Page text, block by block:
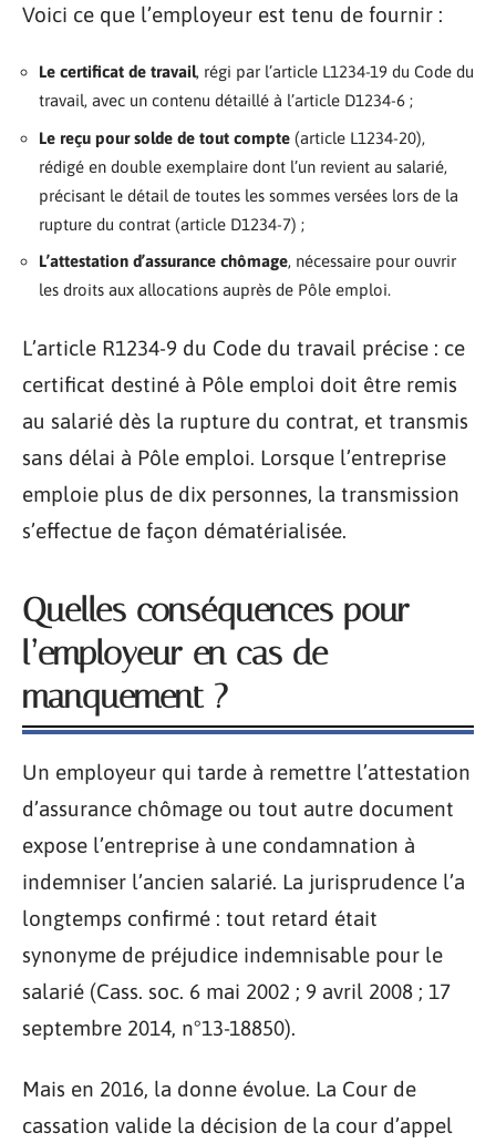
Voici ce que l’employeur est tenu de fournir :
Le certificat de travail, régi par l’article L1234-19 du Code du
travail, avec un contenu détaillé à l’article D1234-6 ;
Le reçu pour solde de tout compte (article L1234-20),
rédigé en double exemplaire dont l’un revient au salarié,
précisant le détail de toutes les sommes versées lors de la
rupture du contrat (article D1234-7) ;
L’attestation d’assurance chômage, nécessaire pour ouvrir
les droits aux allocations auprès de Pôle emploi.
L’article R1234-9 du Code du travail précise : ce
certificat destiné à Pôle emploi doit être remis
au salarié dès la rupture du contrat, et transmis
sans délai à Pôle emploi. Lorsque l’entreprise
emploie plus de dix personnes, la transmission
s’effectue de façon dématérialisée.
Quelles conséquences pour
l’employeur en cas de
manquement ?
Un employeur qui tarde à remettre l’attestation
d’assurance chômage ou tout autre document
expose l’entreprise à une condamnation à
indemniser l’ancien salarié. La jurisprudence l’a
longtemps confirmé : tout retard était
synonyme de préjudice indemnisable pour le
salarié (Cass. soc. 6 mai 2002 ; 9 avril 2008 ; 17
septembre 2014, n°13-18850).
Mais en 2016, la donne évolue. La Cour de
cassation valide la décision de la cour d’appel